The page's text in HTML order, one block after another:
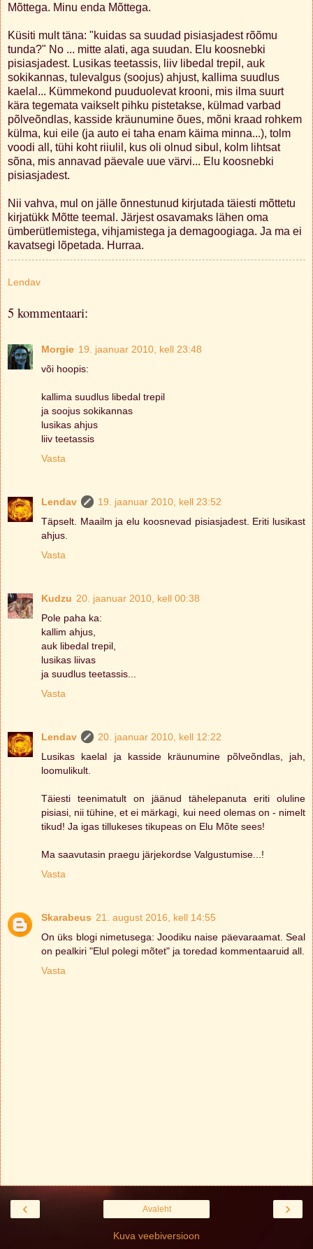
Mõttega. Minu enda Mõttega.
Küsiti mult täna: "kuidas sa suudad pisiasjadest rõõmu
tunda?" No ... mitte alati, aga suudan. Elu koosnebki
pisiasjadest. Lusikas teetassis, liiv libedal trepil, auk
sokikannas, tulevalgus (soojus) ahjust, kallima suudlus
kaelal... Kümmekond puuduolevat krooni, mis ilma suurt
kära tegemata vaikselt pihku pistetakse, külmad varbad
põlveõndlas, kasside kräunumine õues, mõni kraad rohkem
külma, kui eile (ja auto ei taha enam käima minna...), tolm
voodi all, tühi koht riiulil, kus oli olnud sibul, kolm lihtsat
sõna, mis annavad päevale uue värvi... Elu koosnebki
pisiasjadest.
Nii vahva, mul on jälle õnnestunud kirjutada täiesti mõttetu
kirjatükk Mõtte teemal. Järjest osavamaks lähen oma
ümberütlemistega, vihjamistega ja demagoogiaga. Ja ma ei
kavatsegi lõpetada. Hurraa.
Lendav
5 kommentaari:
Morgie 19. jaanuar 2010, kell 23:48
või hoopis:
kallima suudlus libedal trepil
ja soojus sokikannas
lusikas ahjus
liiv teetassis
Vasta
Lendav
19. jaanuar 2010, kell 23:52
Täpselt. Maailm ja elu koosnevad pisiasjadest. Eriti lusikast
ahjus.
Vasta
Kudzu 20. jaanuar 2010, kell 00:38
Pole paha ka:
kallim ahjus,
auk libedal trepil,
lusikas liivas
ja suudlus teetassis...
Vasta
Lendav
20. jaanuar 2010, kell 12:22
Lusikas kaelal ja kasside kräunumine põlveõndlas, jah,
loomulikult.
Täiesti teenimatult on jäänud tähelepanuta eriti oluline
pisiasi, nii tühine, et ei märkagi, kui need olemas on - nimelt
tikud! Ja igas tillukeses tikupeas on Elu Mõte sees!
Ma saavutasin praegu järjekordse Valgustumise...!
Vasta
Skarabeus 21. august 2016, kell 14:55
On üks blogi nimetusega: Joodiku naise päevaraamat. Seal
on pealkiri "Elul polegi mõtet" ja toredad kommentaaruid all.
Vasta
‹ ›
Avaleht
Kuva veebiversioon